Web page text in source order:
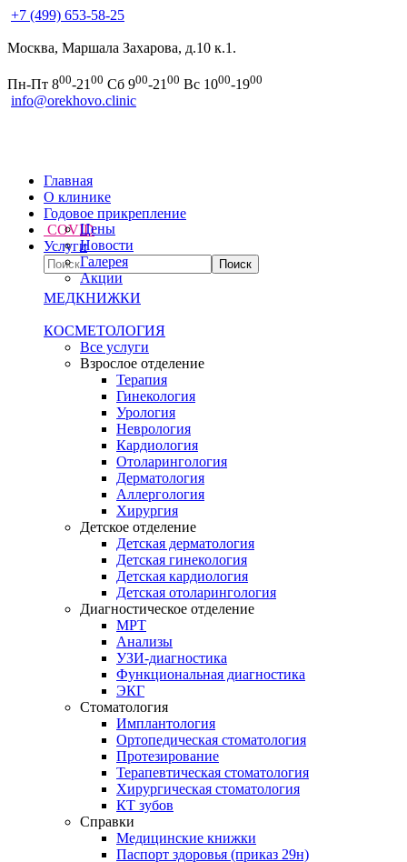
+7 (499) 653-58-25
Москва, Маршала Захарова, д.10 к.1.
Пн-Пт 800-21 00 Сб 900-21 00 Вс 1000-1900
info@orekhovo.clinic
Главная
О клинике
Цены
Новости
Галерея
Акции
Годовое прикрепление
COVID
Услуги
МЕДКНИЖКИ
КОСМЕТОЛОГИЯ
Все услуги
Взрослое отделение
Терапия
Гинекология
Урология
Неврология
Кардиология
Отоларингология
Дерматология
Аллергология
Хирургия
Детское отделение
Детская дерматология
Детская гинекология
Детская кардиология
Детская отоларингология
Диагностическое отделение
МРТ
Анализы
УЗИ-диагностика
Функциональная диагностика
ЭКГ
Стоматология
Имплантология
Ортопедическая стоматология
Протезирование
Терапевтическая стоматология
Хирургическая стоматология
КТ зубов
Справки
Медицинские книжки
Паспорт здоровья (приказ 29н)